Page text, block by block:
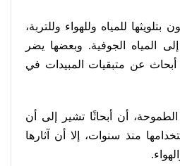
بتلويثها للمياه وللهواء وللتربة،
المياه الجوفية. وبعضها يضر
أبحاث عن متبقيات المبيدات في
أن أبحاثًا تشير إلى أن
منذ سنوات، إلا أن آثارها
.